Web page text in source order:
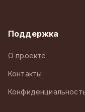
Поддержка
О проекте
Контакты